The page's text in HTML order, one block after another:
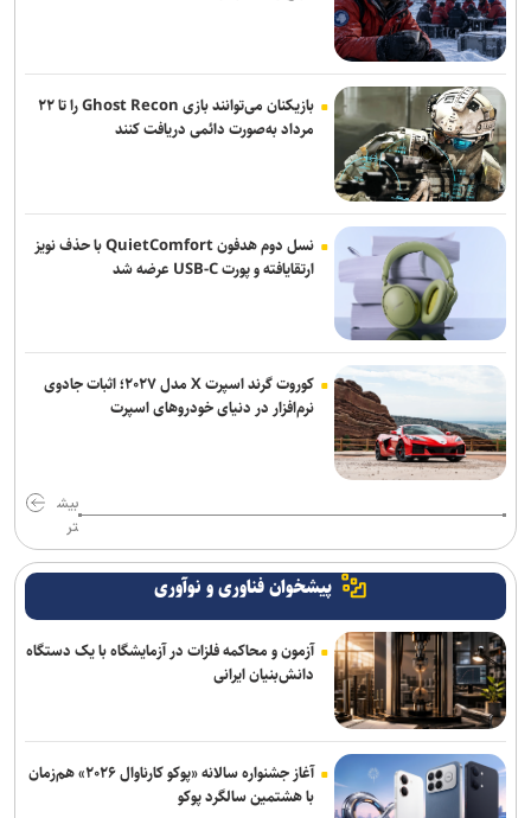
کمک کند
بررسی آسیب‌پذیری هزار شهر ایران در برابر آلودگی هوا
گام بلند جهاددانشگاهی برای رفع ناترازی انرژی با بومی‌سازی اینورترهای
توان‌بالا/ بازتعریف مشاغل؛ راهکار موثر برای خروج از بن‌بست اشتغال+
فیلم
برنامه‌ریزی نهاد نمایندگی مقام معظم رهبری در دانشگاه‌ها برای انتقال
گفتمان مقاومت در سال تحصیلی آینده
تمدید مهلت درخواست میهمانی و انتقال دانشگاه آزاد تا ۲۵ مرداد
جهاد دانشگاهی؛ بستری برای شکوفایی آنچه بوروکراسی دانشگاهی به
بن‌بست کشانده است
بازیکنان می‌توانند بازی Ghost Recon را تا ۲۲
مرداد به‌صورت دائمی دریافت کنند
نسل دوم هدفون QuietComfort با حذف نویز
ارتقایافته و پورت USB-C عرضه شد
کوروت گرند اسپرت X مدل ۲۰۲۷؛ اثبات جادوی
نرم‌افزار در دنیای خودروهای اسپرت
بیش
تر
پیشخوان فناوری و نوآوری
آزمون و محاکمه فلزات در آزمایشگاه با یک دستگاه
دانش‌بنیان ایرانی
آغاز جشنواره سالانه «پوکو کارناوال ۲۰۲۶» هم‌زمان
با هشتمین سالگرد پوکو